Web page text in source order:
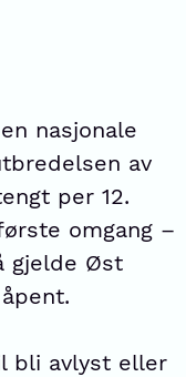
nasjonale
av
per 12.
omgang –
gjelde Øst
bli avlyst eller